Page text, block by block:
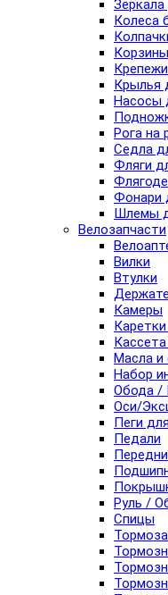
Колеса
Крылья
Насосы
Рога на
Седла
Фляги
Фонари
Шлемы
Велозапчасти
Вилки
Втулки
Камеры
Масла и
Набор
Обода /
Оси/
Пеги
Педали
Руль /
Спицы